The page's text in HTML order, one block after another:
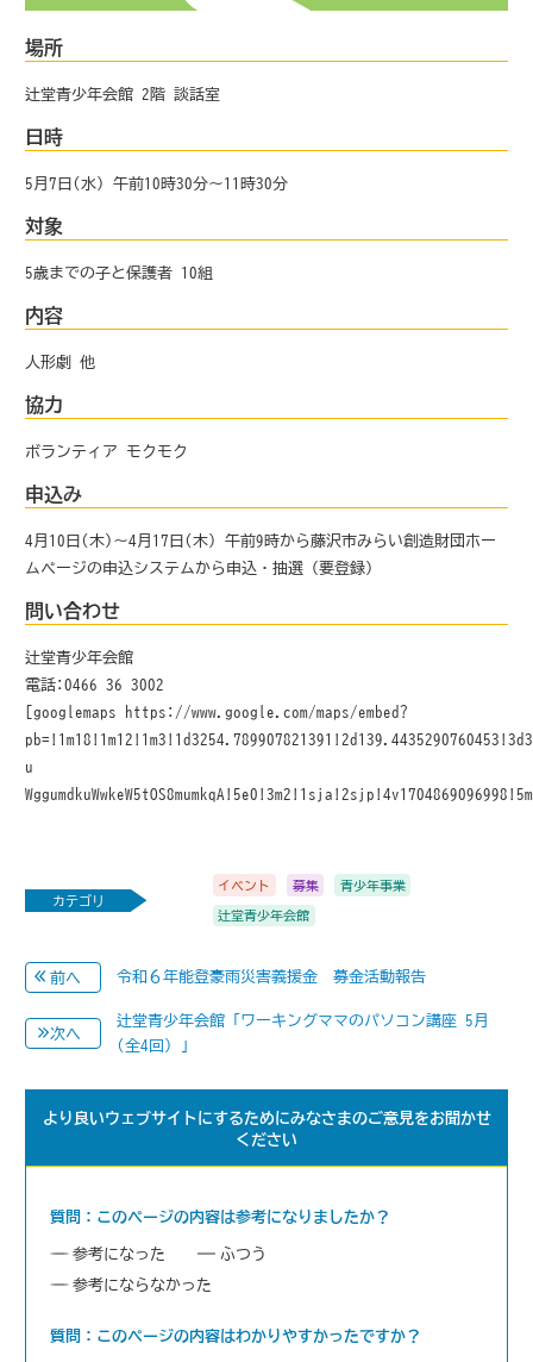
場所
辻堂青少年会館 2階 談話室
日時
5月7日(水) 午前10時30分～11時30分
対象
5歳までの子と保護者 10組
内容
人形劇 他
協力
ボランティア モクモク
申込み
4月10日(木)～4月17日(木) 午前9時から藤沢市みらい創造財団ホー
ムページの申込システムから申込・抽選（要登録）
問い合わせ
辻堂青少年会館
電話:0466-36-3002
[googlemaps https://www.google.com/maps/embed?
u-
カテゴリ
イベント 募集 青少年事業
辻堂青少年会館
前へ 令和６年能登豪雨災害義援金 募金活動報告
次へ
辻堂青少年会館「ワーキングママのパソコン講座 5月
(全4回) 」
より良いウェブサイトにするためにみなさまのご意見をお聞かせ
ください
質問：このページの内容は参考になりましたか？
参考になった
ふつう
参考にならなかった
質問：このページの内容はわかりやすかったですか？